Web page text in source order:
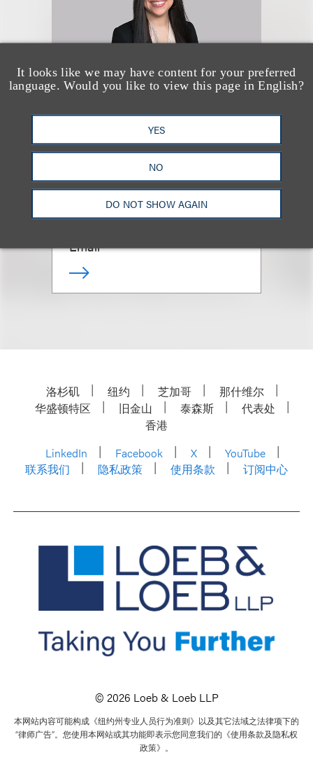
It looks like we may have content for your preferred
language. Would you like to view this page in English?
YES
NO
DO NOT SHOW AGAIN
Hammervold
资深顾问律师
Email
洛杉矶 纽约 芝加哥
那什维尔
华盛顿特区
旧金山 泰森斯
代表处
香港
LinkedIn
Facebook X
YouTube
联系我们
隐私政策 使用条款 订阅中心
© 2026 Loeb & Loeb LLP
本网站内容可能构成《纽约州专业人员行为准则》以及其它法域之法律项下的
“律师广告”。您使用本网站或其功能即表示您同意我们的《使用条款及隐私权
政策》。